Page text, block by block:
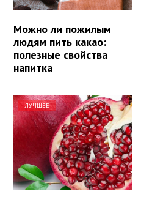
Можно ли пожилым
людям пить какао:
полезные свойства
напитка
ЛУЧШЕЕ